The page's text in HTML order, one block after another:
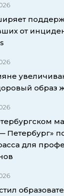
от
образ
Петербург»
для